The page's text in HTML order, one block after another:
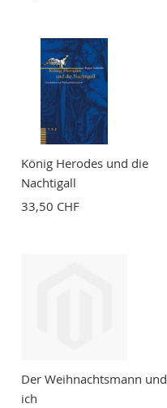
König Herodes und die
Nachtigall
33,50 CHF
Der Weihnachtsmann und
ich